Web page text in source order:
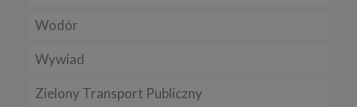
Wodór
Wywiad
Zielony Transport Publiczny